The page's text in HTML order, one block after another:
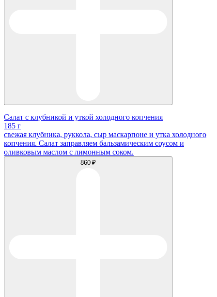
Салат с клубникой и уткой холодного копчения
185 г
свежая клубника, руккола, сыр маскарпоне и утка холодного
копчения. Салат заправляем бальзамическим соусом и
оливковым маслом с лимонным соком.
860 ₽